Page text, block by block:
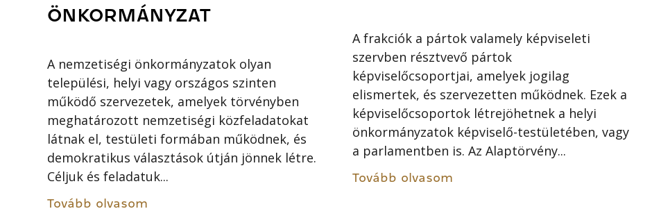
ÖNKORMÁNYZAT
A nemzetiségi önkormányzatok olyan
települési, helyi vagy országos szinten
működő szervezetek, amelyek törvényben
meghatározott nemzetiségi közfeladatokat
látnak el, testületi formában működnek, és
demokratikus választások útján jönnek létre.
Céljuk és feladatuk...
Tovább olvasom
A frakciók a pártok valamely képviseleti
szervben résztvevő pártok
képviselőcsoportjai, amelyek jogilag
elismertek, és szervezetten működnek. Ezek a
képviselőcsoportok létrejöhetnek a helyi
önkormányzatok képviselő-testületében, vagy
a parlamentben is. Az Alaptörvény...
Tovább olvasom